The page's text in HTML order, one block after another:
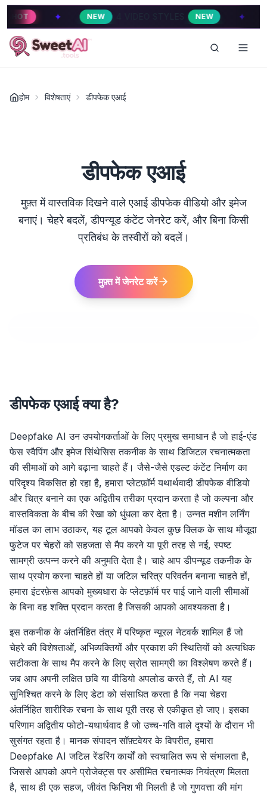
NEW 4 VIDEO STYLES HOT 4
होम विशेषताएं डीपफेक एआई
डीपफेक एआई
मुफ़्त में वास्तविक दिखने वाले एआई डीपफेक वीडियो और इमेज
बनाएं। चेहरे बदलें, डीपन्यूड कंटेंट जेनरेट करें, और बिना किसी
प्रतिबंध के तस्वीरों को बदलें।
मुफ़्त में जेनरेट करें
डीपफेक एआई क्या है?
Deepfake AI उन उपयोगकर्ताओं के लिए प्रमुख समाधान है जो हाई-एंड
फेस स्वैपिंग और इमेज सिंथेसिस तकनीक के साथ डिजिटल रचनात्मकता
की सीमाओं को आगे बढ़ाना चाहते हैं। जैसे-जैसे एडल्ट कंटेंट निर्माण का
परिदृश्य विकसित हो रहा है, हमारा प्लेटफ़ॉर्म यथार्थवादी डीपफेक वीडियो
और चित्र बनाने का एक अद्वितीय तरीका प्रदान करता है जो कल्पना और
वास्तविकता के बीच की रेखा को धुंधला कर देता है। उन्नत मशीन लर्निंग
मॉडल का लाभ उठाकर, यह टूल आपको केवल कुछ क्लिक के साथ मौजूदा
फुटेज पर चेहरों को सहजता से मैप करने या पूरी तरह से नई, स्पष्ट
सामग्री उत्पन्न करने की अनुमति देता है। चाहे आप डीपन्यूड तकनीक के
साथ प्रयोग करना चाहते हों या जटिल चरित्र परिवर्तन बनाना चाहते हों,
हमारा इंटरफ़ेस आपको मुख्यधारा के प्लेटफ़ॉर्म पर पाई जाने वाली सीमाओं
के बिना वह शक्ति प्रदान करता है जिसकी आपको आवश्यकता है।
इस तकनीक के अंतर्निहित तंत्र में परिष्कृत न्यूरल नेटवर्क शामिल हैं जो
चेहरे की विशेषताओं, अभिव्यक्तियों और प्रकाश की स्थितियों को अत्यधिक
सटीकता के साथ मैप करने के लिए स्रोत सामग्री का विश्लेषण करते हैं।
जब आप अपनी लक्षित छवि या वीडियो अपलोड करते हैं, तो AI यह
सुनिश्चित करने के लिए डेटा को संसाधित करता है कि नया चेहरा
अंतर्निहित शारीरिक रचना के साथ पूरी तरह से एकीकृत हो जाए। इसका
परिणाम अद्वितीय फोटो-यथार्थवाद है जो उच्च-गति वाले दृश्यों के दौरान भी
सुसंगत रहता है। मानक संपादन सॉफ़्टवेयर के विपरीत, हमारा
Deepfake AI जटिल रेंडरिंग कार्यों को स्वचालित रूप से संभालता है,
जिससे आपको अपने प्रोजेक्ट्स पर असीमित रचनात्मक नियंत्रण मिलता
है, साथ ही एक सहज, जीवंत फिनिश भी मिलती है जो गुणवत्ता की मांग